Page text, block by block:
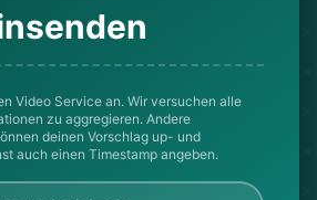
Video Service an. Wir versuchen alle
zu aggregieren. Andere
deinen Vorschlag up- und
auch einen Timestamp angeben.